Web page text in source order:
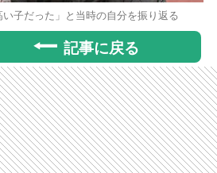
い子だった」と当時の自分を振り返る
記事に戻る